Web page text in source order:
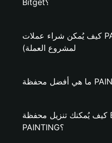
Bitget؟
كيف يُمكن شراء عملات PAINTING؟ (فقط
لمشروع العملة)
كيف يُمكنك تنزيل محفظة Bitget وإنشاء محفظة
PAINTING؟